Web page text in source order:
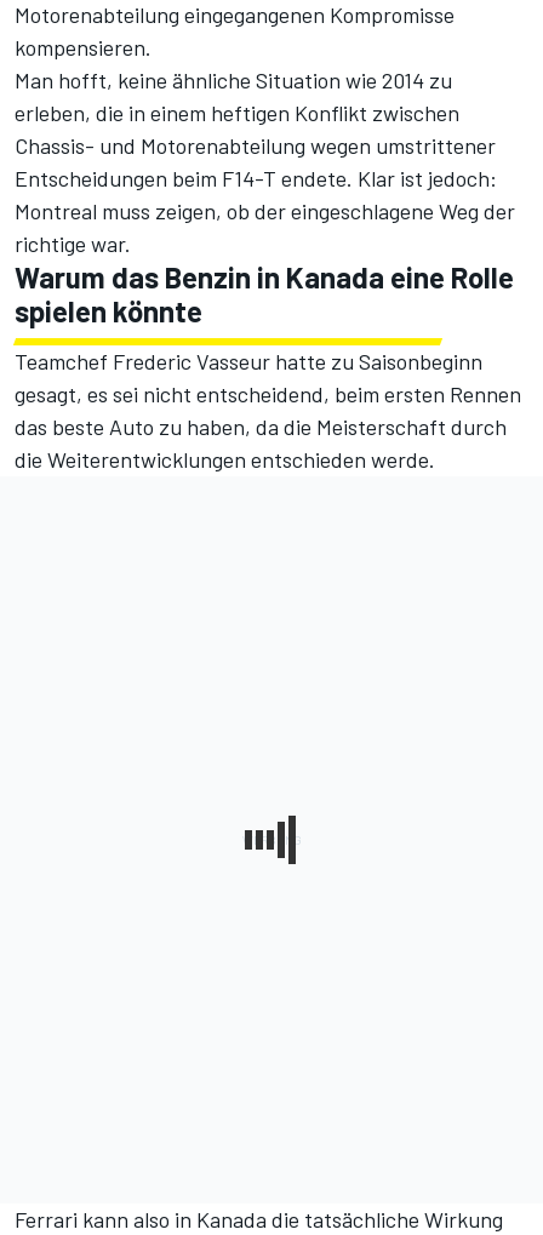
Motorenabteilung eingegangenen Kompromisse
kompensieren.
Man hofft, keine ähnliche Situation wie 2014 zu
erleben, die in einem heftigen Konflikt zwischen
Chassis- und Motorenabteilung wegen umstrittener
Entscheidungen beim F14-T endete. Klar ist jedoch:
Montreal muss zeigen, ob der eingeschlagene Weg der
richtige war.
Warum das Benzin in Kanada eine Rolle
spielen könnte
Teamchef Frederic Vasseur hatte zu Saisonbeginn
gesagt, es sei nicht entscheidend, beim ersten Rennen
das beste Auto zu haben, da die Meisterschaft durch
die Weiterentwicklungen entschieden werde.
Ferrari kann also in Kanada die tatsächliche Wirkung